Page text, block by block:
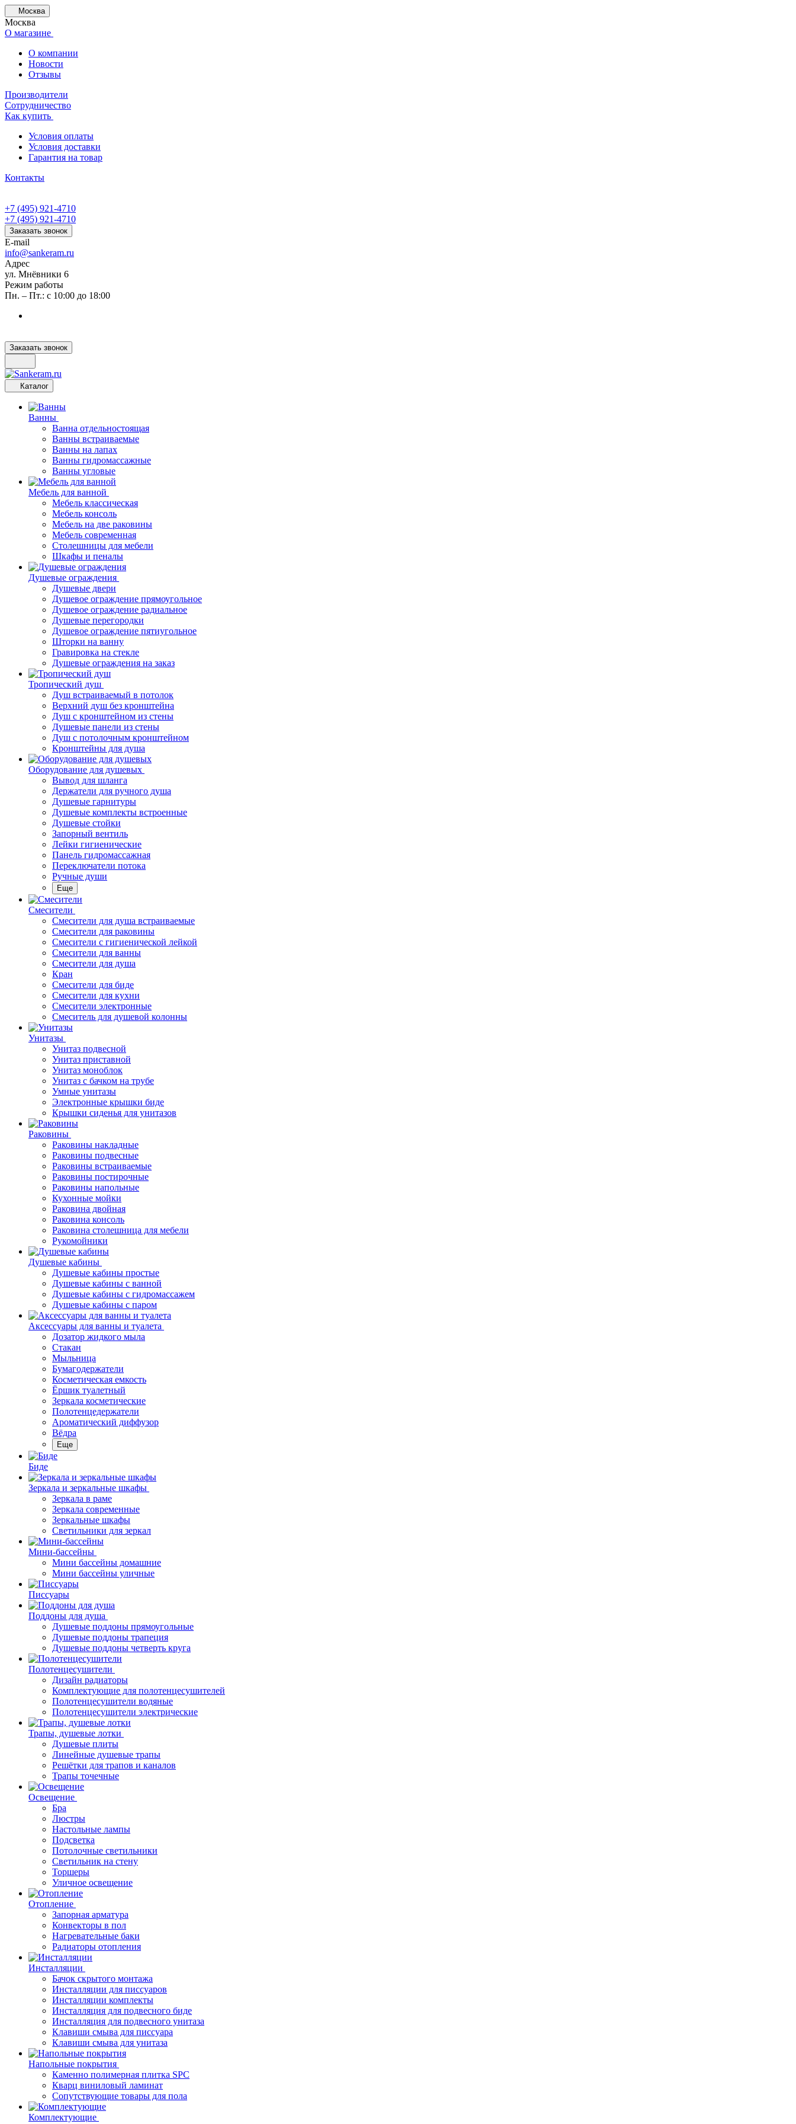
Москва
Москва
О магазине
О компании
Новости
Отзывы
Производители
Сотрудничество
Как купить
Условия оплаты
Условия доставки
Гарантия на товар
Контакты
+7 (495) 921-4710
+7 (495) 921-4710
Заказать звонок
E-mail
info@sankeram.ru
Адрес
ул. Мнёвники 6
Режим работы
Пн. – Пт.: с 10:00 до 18:00
Заказать звонок
Каталог
Ванны
Ванна отдельностоящая
Ванны встраиваемые
Ванны на лапах
Ванны гидромассажные
Ванны угловые
Мебель для ванной
Мебель классическая
Мебель консоль
Мебель на две раковины
Мебель современная
Столешницы для мебели
Шкафы и пеналы
Душевые ограждения
Душевые двери
Душевое ограждение прямоугольное
Душевое ограждение радиальное
Душевые перегородки
Душевое ограждение пятиугольное
Шторки на ванну
Гравировка на стекле
Душевые ограждения на заказ
Тропический душ
Душ встраиваемый в потолок
Верхний душ без кронштейна
Душ с кронштейном из стены
Душевые панели из стены
Душ с потолочным кронштейном
Кронштейны для душа
Оборудование для душевых
Вывод для шланга
Держатели для ручного душа
Душевые гарнитуры
Душевые комплекты встроенные
Душевые стойки
Запорный вентиль
Лейки гигиенические
Панель гидромассажная
Переключатели потока
Ручные души
Еще
Смесители
Смесители для душа встраиваемые
Смесители для раковины
Смесители с гигиенической лейкой
Смесители для ванны
Смесители для душа
Кран
Смесители для биде
Смесители для кухни
Смесители электронные
Смеситель для душевой колонны
Унитазы
Унитаз подвесной
Унитаз приставной
Унитаз моноблок
Унитаз с бачком на трубе
Умные унитазы
Электронные крышки биде
Крышки сиденья для унитазов
Раковины
Раковины накладные
Раковины подвесные
Раковины встраиваемые
Раковины постирочные
Раковины напольные
Кухонные мойки
Раковина двойная
Раковина консоль
Раковина столешница для мебели
Рукомойники
Душевые кабины
Душевые кабины простые
Душевые кабины с ванной
Душевые кабины с гидромассажем
Душевые кабины с паром
Аксессуары для ванны и туалета
Дозатор жидкого мыла
Стакан
Мыльница
Бумагодержатели
Косметическая емкость
Ёршик туалетный
Зеркала косметические
Полотенцедержатели
Ароматический диффузор
Вёдра
Еще
Биде
Зеркала и зеркальные шкафы
Зеркала в раме
Зеркала современные
Зеркальные шкафы
Светильники для зеркал
Мини-бассейны
Мини бассейны домашние
Мини бассейны уличные
Писсуары
Поддоны для душа
Душевые поддоны прямоугольные
Душевые поддоны трапеция
Душевые поддоны четверть круга
Полотенцесушители
Дизайн радиаторы
Комплектующие для полотенцесушителей
Полотенцесушители водяные
Полотенцесушители электрические
Трапы, душевые лотки
Душевые плиты
Линейные душевые трапы
Решётки для трапов и каналов
Трапы точечные
Освещение
Бра
Люстры
Настольные лампы
Подсветка
Потолочные светильники
Светильник на стену
Торшеры
Уличное освещение
Отопление
Запорная арматура
Конвекторы в пол
Нагревательные баки
Радиаторы отопления
Инсталляции
Бачок скрытого монтажа
Инсталляции для писсуаров
Инсталляции комплекты
Инсталляция для подвесного биде
Инсталляция для подвесного унитаза
Клавиши смыва для писсуара
Клавиши смыва для унитаза
Напольные покрытия
Каменно полимерная плитка SPC
Кварц виниловый ламинат
Сопутствующие товары для пола
Комплектующие